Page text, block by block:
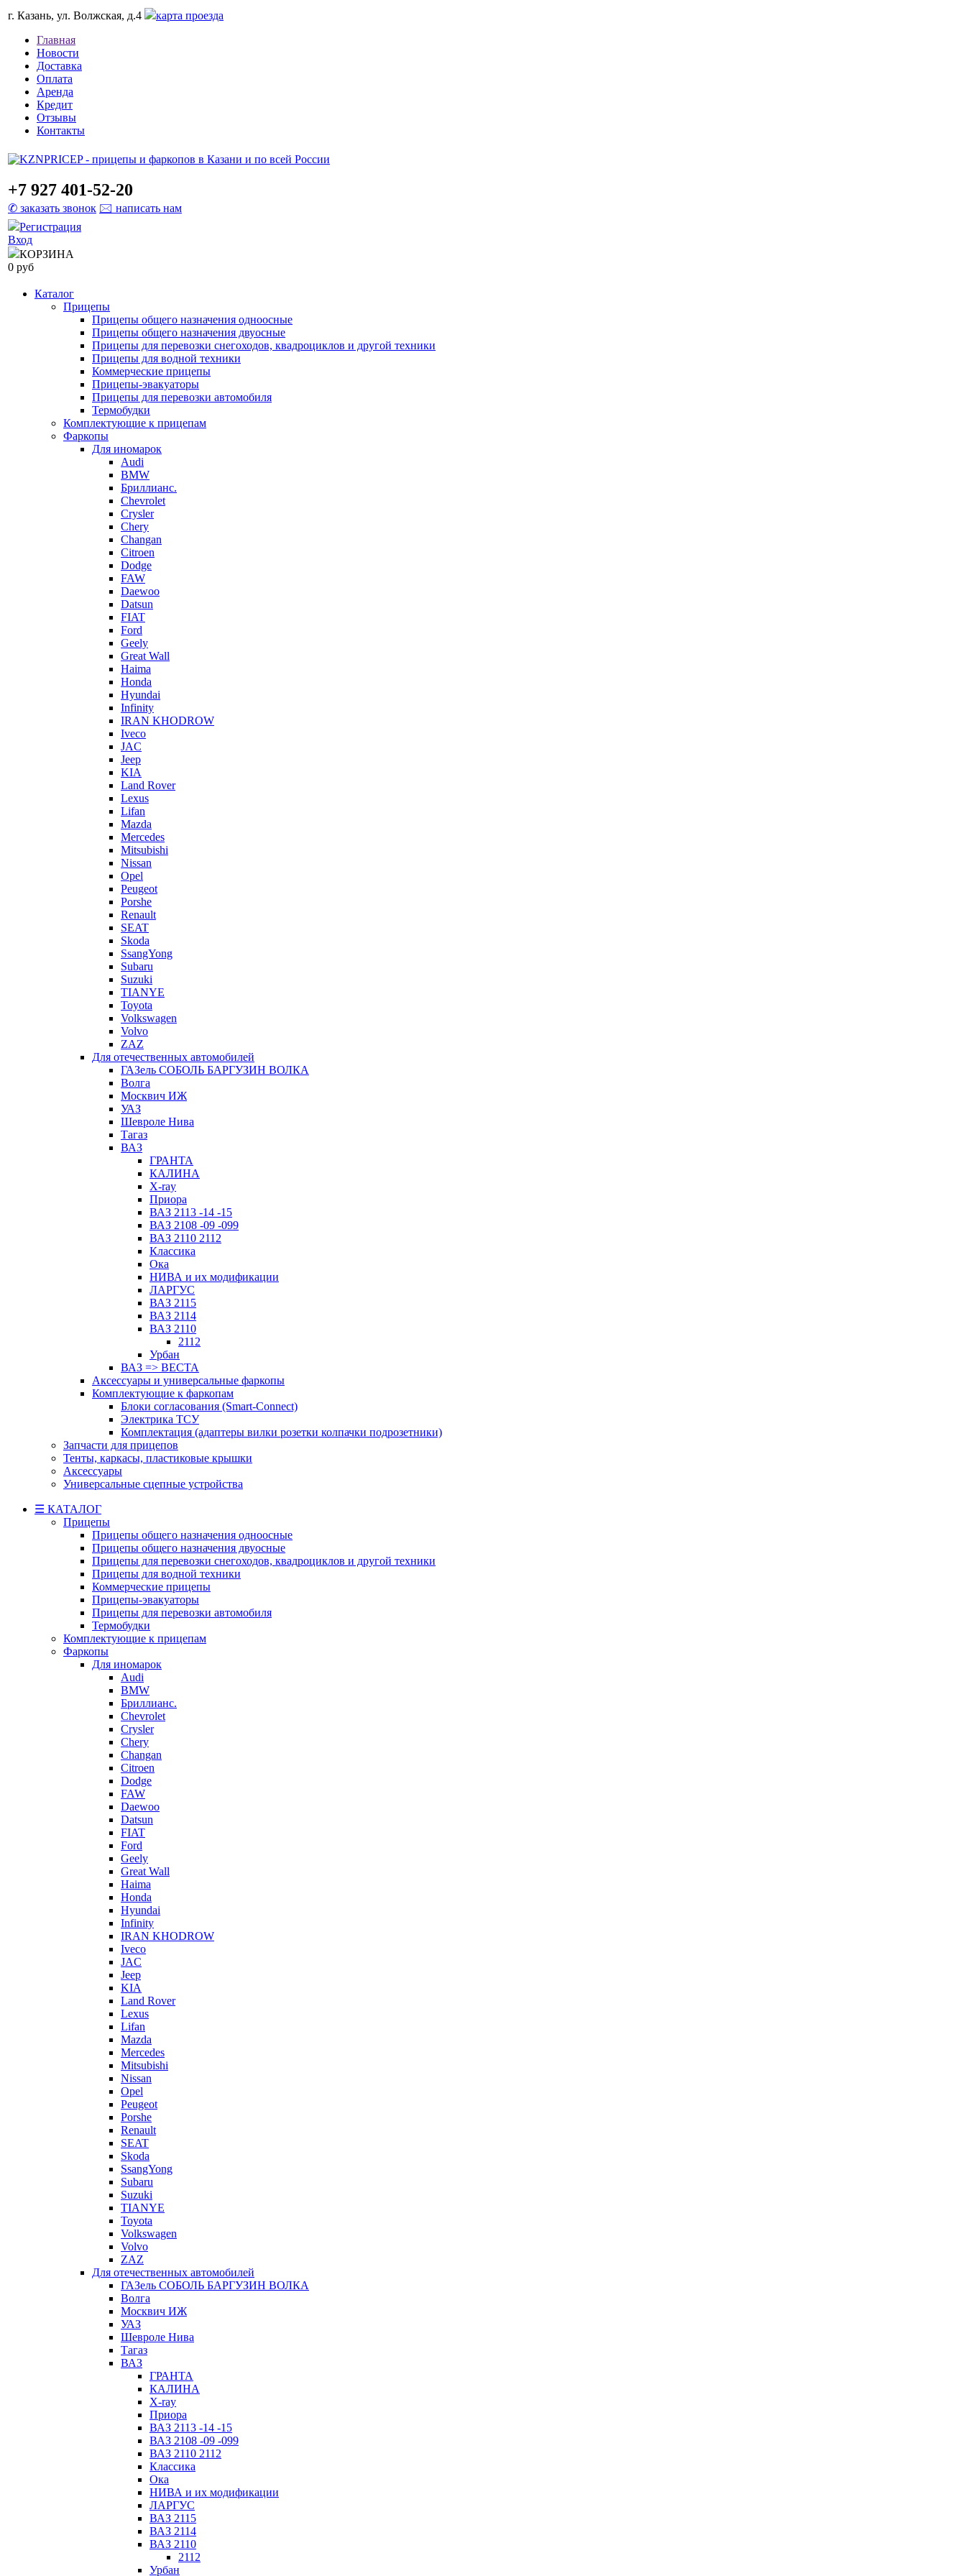
г. Казань, ул. Волжская, д.4
карта проезда
Главная
Новости
Доставка
Оплата
Аренда
Кредит
Отзывы
Контакты
+7 927 401-52-20
✆ заказать звонок 🖂 написать нам
Регистрация
Вход
КОРЗИНА
0 руб
Каталог
Прицепы
Прицепы общего назначения одноосные
Прицепы общего назначения двуосные
Прицепы для перевозки снегоходов, квадроциклов и другой техники
Прицепы для водной техники
Коммерческие прицепы
Прицепы-эвакуаторы
Прицепы для перевозки автомобиля
Термобудки
Комплектующие к прицепам
Фаркопы
Для иномарок
Audi
BMW
Бриллианс.
Chevrolet
Crysler
Chery
Changan
Citroen
Dodge
FAW
Daewoo
Datsun
FIAT
Ford
Geely
Great Wall
Haima
Honda
Hyundai
Infinity
IRAN KHODROW
Iveco
JAC
Jeep
KIA
Land Rover
Lexus
Lifan
Mazda
Mercedes
Mitsubishi
Nissan
Opel
Peugeot
Porshe
Renault
SEAT
Skoda
SsangYong
Subaru
Suzuki
TIANYE
Toyota
Volkswagen
Volvo
ZAZ
Для отечественных автомобилей
ГАЗель СОБОЛЬ БАРГУЗИН ВОЛКА
Волга
Москвич ИЖ
УАЗ
Шевроле Нива
Тагаз
ВАЗ
ГРАНТА
КАЛИНА
X-ray
Приора
ВАЗ 2113 -14 -15
ВАЗ 2108 -09 -099
ВАЗ 2110 2112
Классика
Ока
НИВА и их модификации
ЛАРГУС
ВАЗ 2115
ВАЗ 2114
ВАЗ 2110
2112
Урбан
ВАЗ => ВЕСТА
Аксессуары и универсальные фаркопы
Комплектующие к фаркопам
Блоки согласования (Smart-Connect)
Электрика ТСУ
Комплектация (адаптеры вилки розетки колпачки подрозетники)
Запчасти для прицепов
Тенты, каркасы, пластиковые крышки
Аксессуары
Универсальные сцепные устройства
☰ КАТАЛОГ
Прицепы
Прицепы общего назначения одноосные
Прицепы общего назначения двуосные
Прицепы для перевозки снегоходов, квадроциклов и другой техники
Прицепы для водной техники
Коммерческие прицепы
Прицепы-эвакуаторы
Прицепы для перевозки автомобиля
Термобудки
Комплектующие к прицепам
Фаркопы
Для иномарок
Audi
BMW
Бриллианс.
Chevrolet
Crysler
Chery
Changan
Citroen
Dodge
FAW
Daewoo
Datsun
FIAT
Ford
Geely
Great Wall
Haima
Honda
Hyundai
Infinity
IRAN KHODROW
Iveco
JAC
Jeep
KIA
Land Rover
Lexus
Lifan
Mazda
Mercedes
Mitsubishi
Nissan
Opel
Peugeot
Porshe
Renault
SEAT
Skoda
SsangYong
Subaru
Suzuki
TIANYE
Toyota
Volkswagen
Volvo
ZAZ
Для отечественных автомобилей
ГАЗель СОБОЛЬ БАРГУЗИН ВОЛКА
Волга
Москвич ИЖ
УАЗ
Шевроле Нива
Тагаз
ВАЗ
ГРАНТА
КАЛИНА
X-ray
Приора
ВАЗ 2113 -14 -15
ВАЗ 2108 -09 -099
ВАЗ 2110 2112
Классика
Ока
НИВА и их модификации
ЛАРГУС
ВАЗ 2115
ВАЗ 2114
ВАЗ 2110
2112
Урбан